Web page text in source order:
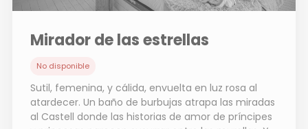
Mirador de las estrellas
No disponible
Sutil, femenina, y cálida, envuelta en luz rosa al
atardecer. Un baño de burbujas atrapa las miradas
al Castell donde las historias de amor de príncipes